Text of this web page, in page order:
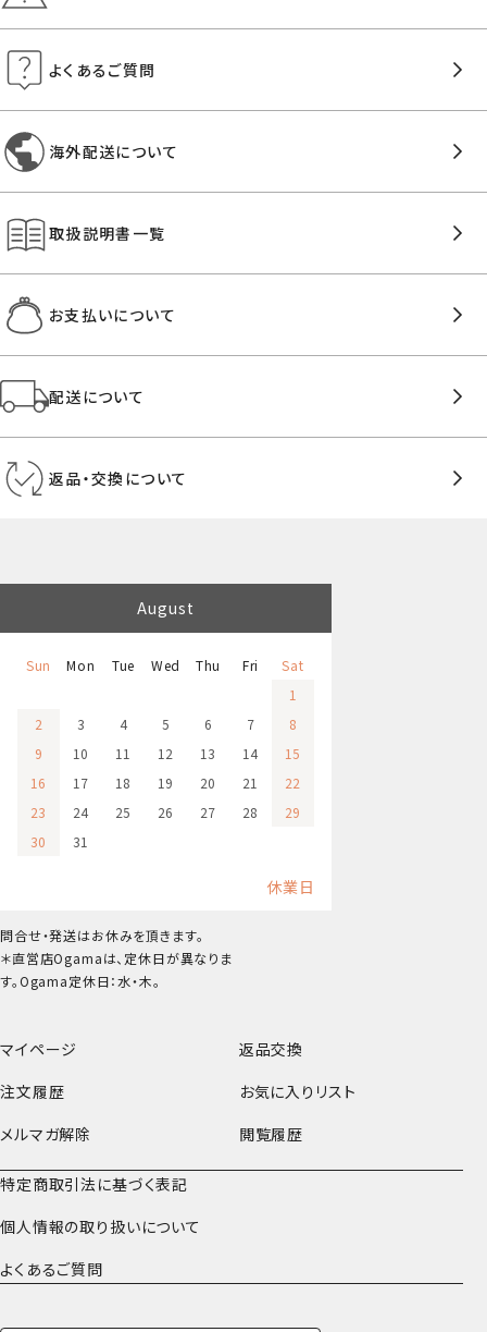
よくあるご質問
海外配送について
取扱説明書一覧
お支払いについて
配送について
返品・交換について
マイページ
返品交換
注文履歴
お気に入りリスト
メルマガ解除
閲覧履歴
特定商取引法に基づく表記
個人情報の取り扱いについて
よくあるご質問
August
Sun Mon Tue Wed Thu Fri
Sat
1
2
3 4 5 6 7
8
9
10 11 12 13 14
15
16
17 18 19 20 21
22
23
24 25 26 27 28
29
30
31
休業日
問合せ・発送はお休みを頂きます。
＊直営店Ogamaは、定休日が異なりま
す。Ogama定休日：水・木。